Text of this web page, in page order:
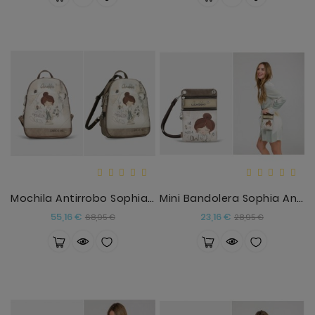
Mochila Antirrobo Sophia Anekke
55,16 € Precio
68,95 €Precio
Mini Bandolera Sophia Anekke
23,16 € Precio
28,95 €Precio